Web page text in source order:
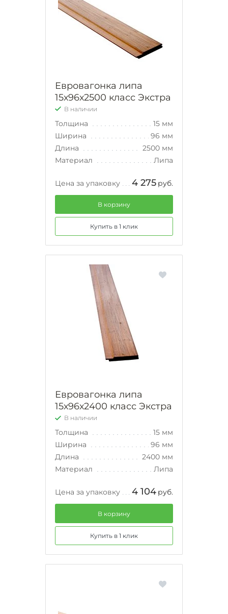
Евровагонка липа
15х96х2500 класс Экстра
В наличии
Толщина
15 мм
Ширина
96 мм
Длина
2500 мм
Материал
Липа
Цена за упаковку 4 275 руб.
В корзину
Купить в 1 клик
Евровагонка липа
15х96х2400 класс Экстра
В наличии
Толщина
15 мм
Ширина
96 мм
Длина
2400 мм
Материал
Липа
Цена за упаковку 4 104 руб.
В корзину
Купить в 1 клик